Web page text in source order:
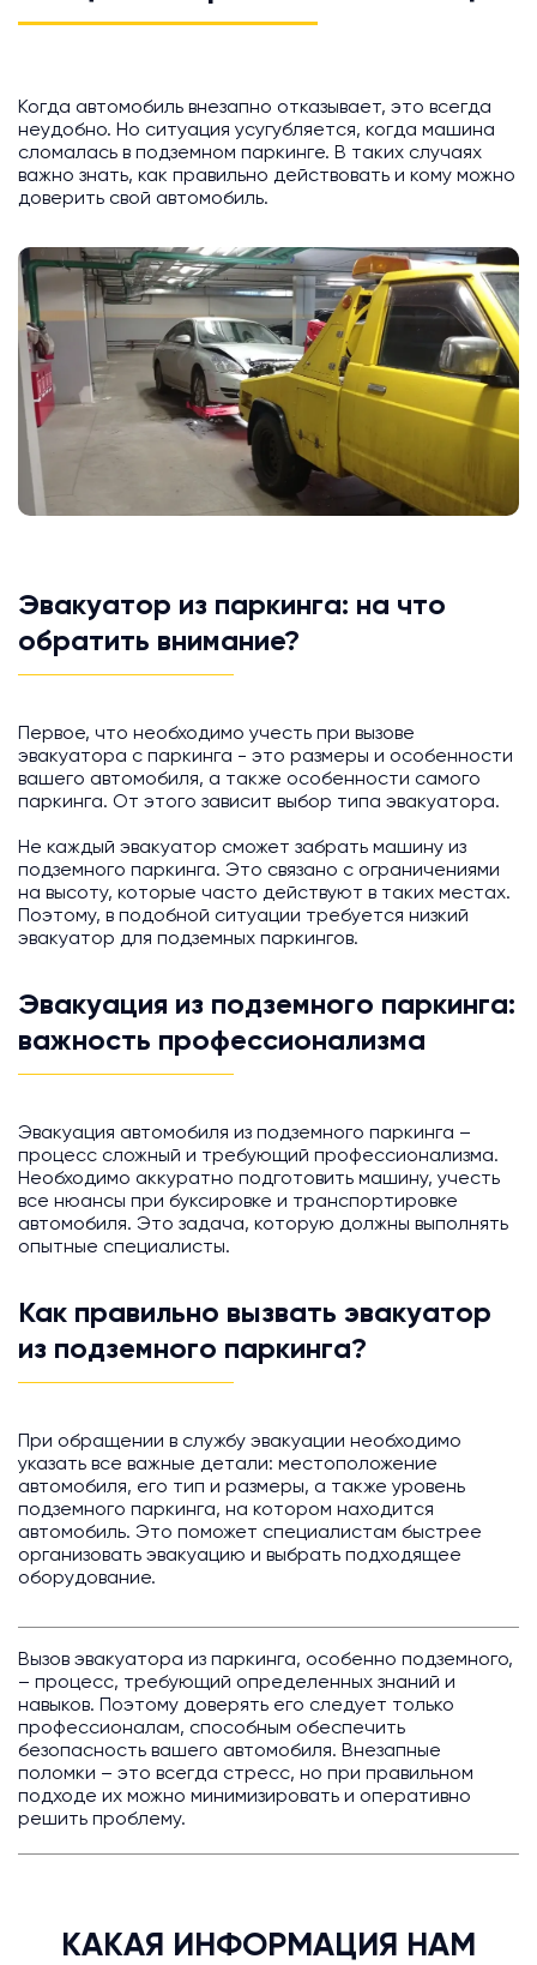
Когда автомобиль внезапно отказывает, это всегда
неудобно. Но ситуация усугубляется, когда машина
сломалась в подземном паркинге. В таких случаях
важно знать, как правильно действовать и кому можно
доверить свой автомобиль.
Эвакуатор из паркинга: на что
обратить внимание?
Первое, что необходимо учесть при вызове
эвакуатора с паркинга - это размеры и особенности
вашего автомобиля, а также особенности самого
паркинга. От этого зависит выбор типа эвакуатора.
Не каждый эвакуатор сможет забрать машину из
подземного паркинга. Это связано с ограничениями
на высоту, которые часто действуют в таких местах.
Поэтому, в подобной ситуации требуется низкий
эвакуатор для подземных паркингов.
Эвакуация из подземного паркинга:
важность профессионализма
Эвакуация автомобиля из подземного паркинга –
процесс сложный и требующий профессионализма.
Необходимо аккуратно подготовить машину, учесть
все нюансы при буксировке и транспортировке
автомобиля. Это задача, которую должны выполнять
опытные специалисты.
Как правильно вызвать эвакуатор
из подземного паркинга?
При обращении в службу эвакуации необходимо
указать все важные детали: местоположение
автомобиля, его тип и размеры, а также уровень
подземного паркинга, на котором находится
автомобиль. Это поможет специалистам быстрее
организовать эвакуацию и выбрать подходящее
оборудование.
Вызов эвакуатора из паркинга, особенно подземного,
– процесс, требующий определенных знаний и
навыков. Поэтому доверять его следует только
профессионалам, способным обеспечить
безопасность вашего автомобиля. Внезапные
поломки – это всегда стресс, но при правильном
подходе их можно минимизировать и оперативно
решить проблему.
КАКАЯ ИНФОРМАЦИЯ НАМ